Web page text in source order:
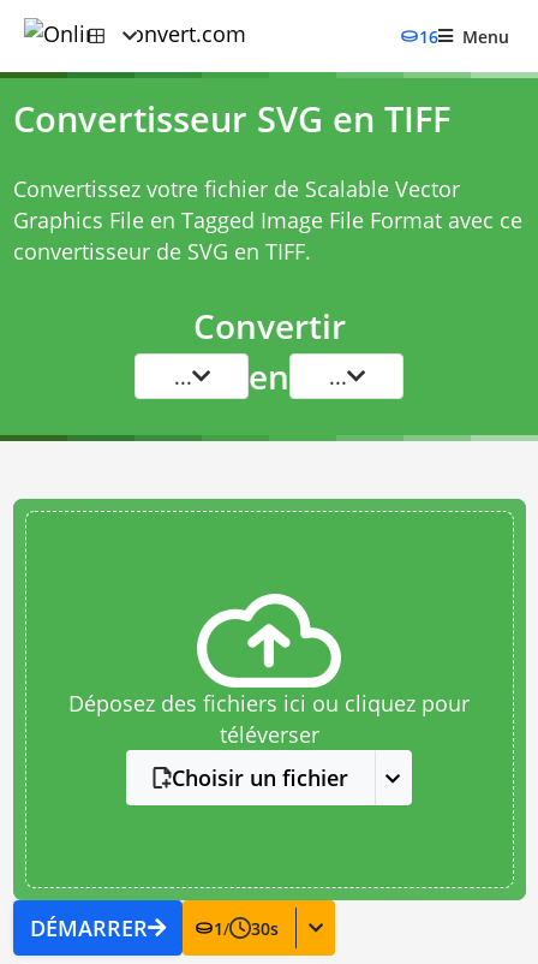
16 Menu
Convertisseur SVG en TIFF
Convertissez votre fichier de Scalable Vector
Graphics File en Tagged Image File Format avec ce
convertisseur de SVG en TIFF.
Convertir
... en ...
Déposez des fichiers ici ou cliquez pour
téléverser
Choisir un fichier
DÉMARRER 1/ 30s